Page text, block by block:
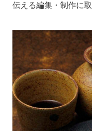
伝える編集・制作に